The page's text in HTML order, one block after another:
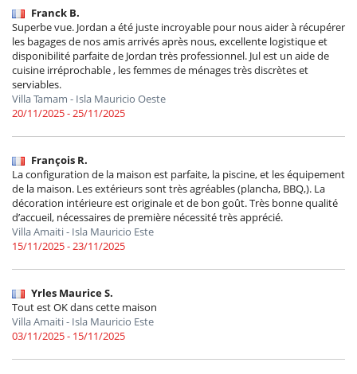
Franck B.
Superbe vue. Jordan a été juste incroyable pour nous aider à récupérer
les bagages de nos amis arrivés après nous, excellente logistique et
disponibilité parfaite de Jordan très professionnel. Jul est un aide de
cuisine irréprochable , les femmes de ménages très discrètes et
serviables.
Villa Tamam - Isla Mauricio Oeste
20/11/2025 - 25/11/2025
François R.
La configuration de la maison est parfaite, la piscine, et les équipement
de la maison. Les extérieurs sont très agréables (plancha, BBQ,). La
décoration intérieure est originale et de bon goût. Très bonne qualité
d’accueil, nécessaires de première nécessité très apprécié.
Villa Amaiti - Isla Mauricio Este
15/11/2025 - 23/11/2025
Yrles Maurice S.
Tout est OK dans cette maison
Villa Amaiti - Isla Mauricio Este
03/11/2025 - 15/11/2025